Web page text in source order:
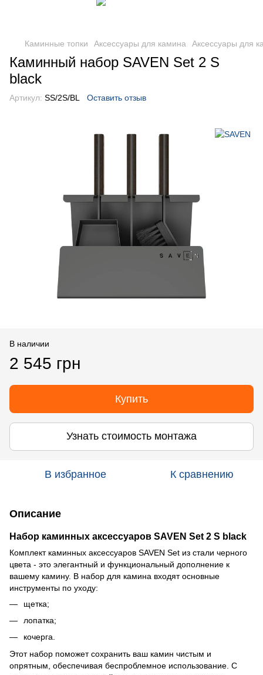
Каминные топки Аксессуары для камина Аксессуары для
Каминный набор SAVEN Set 2 S
black
Артикул: SS/2S/BL Оставить отзыв
В наличии
2 545 грн
Купить
Узнать стоимость монтажа
В избранное К сравнению
Описание
Набор каминных аксессуаров SAVEN Set 2 S black
Комплект каминных аксессуаров SAVEN Set из стали черного
цвета - это элегантный и функциональный дополнение к
вашему камину. В набор для камина входят основные
инструменты по уходу:
щетка;
лопатка;
кочерга.
Этот набор поможет сохранить ваш камин чистым и
опрятным, обеспечивая беспроблемное использование. С